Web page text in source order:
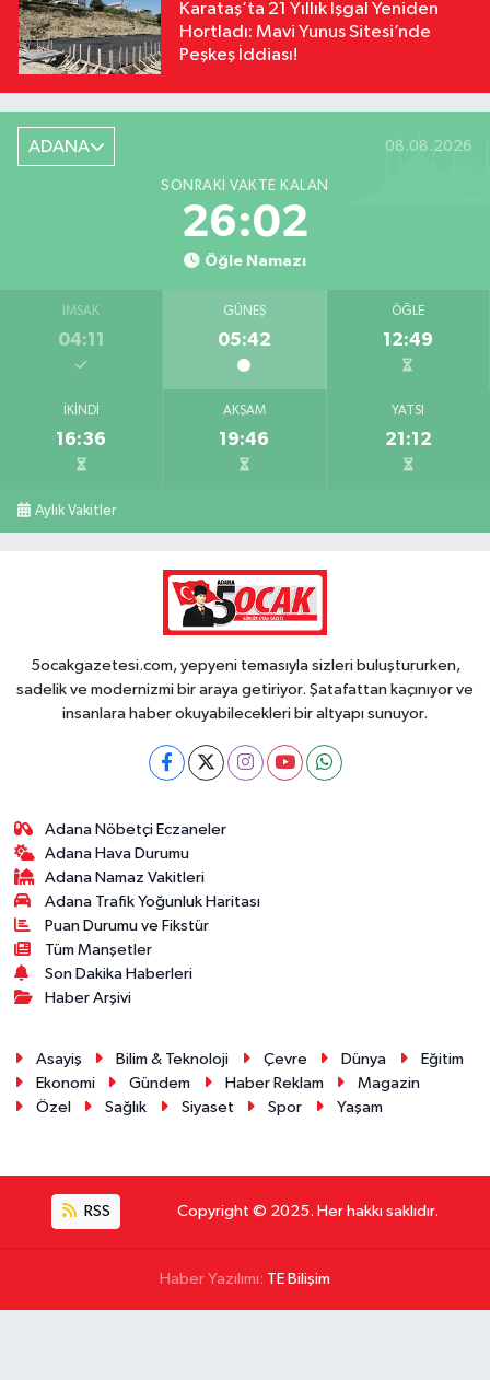
Karataş’ta 21 Yıllık İşgal Yeniden
Hortladı: Mavi Yunus Sitesi’nde
Peşkeş İddiası!
ADANA 08.08.2026
SONRAKI VAKTE KALAN
26:01
Öğle Namazı
İMSAK
04:11
GÜNEŞ
05:42
ÖĞLE
12:49
İKINDI
16:36
AKŞAM
19:46
YATSI
21:12
Aylık Vakitler
5ocakgazetesi.com, yepyeni temasıyla sizleri buluştururken,
sadelik ve modernizmi bir araya getiriyor. Şatafattan kaçınıyor ve
insanlara haber okuyabilecekleri bir altyapı sunuyor.
Adana Nöbetçi Eczaneler
Adana Hava Durumu
Adana Namaz Vakitleri
Adana Trafik Yoğunluk Haritası
Puan Durumu ve Fikstür
Tüm Manşetler
Son Dakika Haberleri
Haber Arşivi
Asayiş Bilim & Teknoloji Çevre Dünya
Eğitim
Ekonomi
Gündem Haber Reklam
Magazin
Özel
Sağlık Siyaset Spor Yaşam
RSS Copyright © 2025. Her hakkı saklıdır.
Haber Yazılımı: TE Bilişim